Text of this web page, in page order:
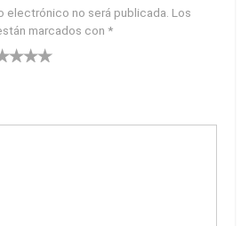
electrónico no será publicada. Los
marcados con *